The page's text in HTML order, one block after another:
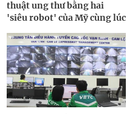
thuật ung thư bằng hai
'siêu robot' của Mỹ cùng lúc